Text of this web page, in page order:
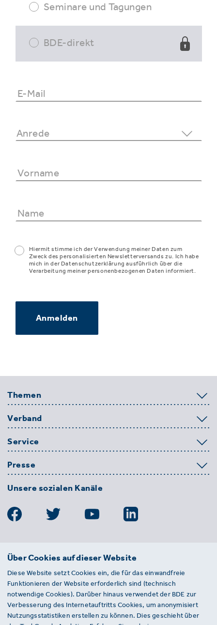
Seminare und Tagungen
BDE-direkt
Hiermit stimme ich der Verwendung meiner Daten zum
Zweck des personalisierten Newsletterversands zu. Ich habe
mich in der Datenschutzerklärung ausführlich über die
Verarbeitung meiner personenbezogenen Daten informiert.
Anmelden
Themen
Verband
Service
Presse
Unsere sozialen Kanäle
BDE
Entsorgungs-, Wasser- und
Kreislaufwirtschaft e. V.
Von-der-Heydt-Straße 2
D 10785 Berlin
Über Cookies auf dieser Website
Diese Website setzt Cookies ein, die für das einwandfreie
Funktionieren der Website erforderlich sind (technisch
notwendige Cookies). Darüber hinaus verwendet der BDE zur
Verbesserung des Internetauftritts Cookies, um anonymisiert
Nutzungsstatistiken erstellen zu können. Dies geschieht über